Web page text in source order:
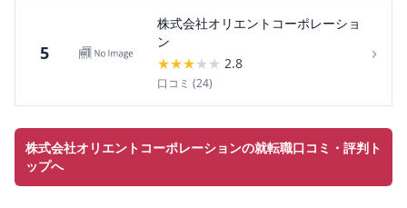
5
株式会社オリエントコーポレーショ
ン
★★★★ ★ 2.8
口コミ (24)
›
株式会社オリエントコーポレーションの就転職口コミ・評判ト
ップへ